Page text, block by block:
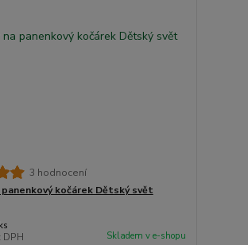
3 hodnocení
panenkový kočárek Dětský svět
DPH Skladem v e-shopu